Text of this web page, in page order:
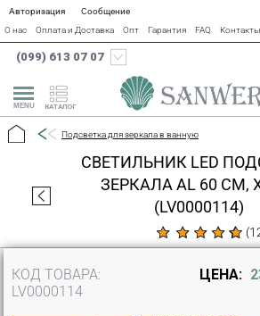
Авторизация
Сообщение
О нас
Оплата и Доставка Опт Гарантия FAQ Контакты
(099) 613 07 07
КАТАЛОГ
Подсветка для зеркала в ванную
СВЕТИЛЬНИК LED
ЗЕРКАЛА AL 60 СМ,
(LV0000114)
(
КОД ТОВАРА:
LV0000114
ЦЕНА: